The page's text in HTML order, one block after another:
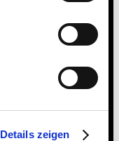
Details zeigen